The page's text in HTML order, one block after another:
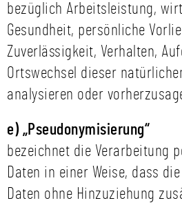
bezüglich Arbeitsleistung,
Gesundheit, persönliche
Zuverlässigkeit, Verhalten,
Ortswechsel dieser
analysieren oder
e) „Pseudonymisierung“
bezeichnet die Verarbeitung
Daten in einer Weise, dass
Daten ohne Hinzuziehung